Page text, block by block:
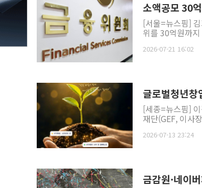
소액공모 30
[서울=뉴스핌]
위를 30억원까
2026-07-21 16:02
글로벌청년
[세종=뉴스핌]
재단(GEF, 이사
2026-07-13 23:24
금감원·네이